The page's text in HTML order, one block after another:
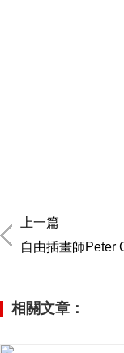
上一篇
自由插畫師Peter
相關文章：